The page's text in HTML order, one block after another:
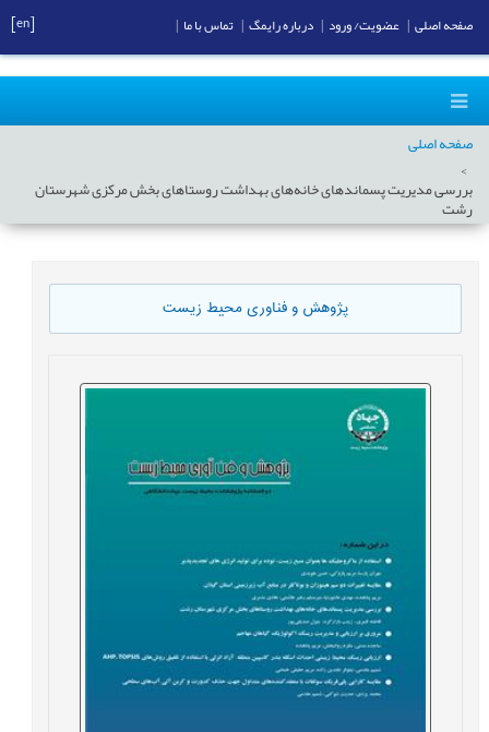
صفحه اصلی
بررسی مدیریت پسماندهای خانه‌های بهداشت روستاهای بخش مرکزی شهرستان
رشت
پژوهش و فناوری محیط زیست
صفحه اصلی عضویت/ ورود درباره رایمگ تماس با ما